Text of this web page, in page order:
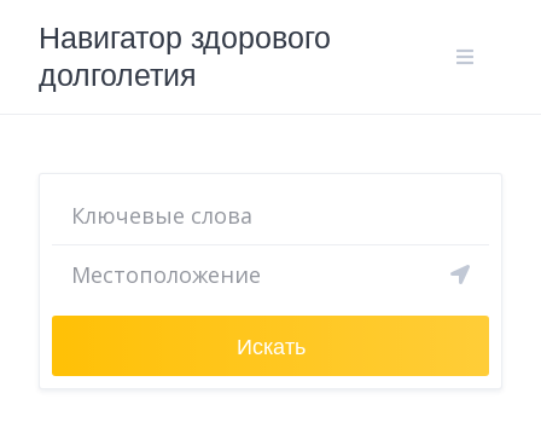
content
Навигатор здорового
долголетия
Искать